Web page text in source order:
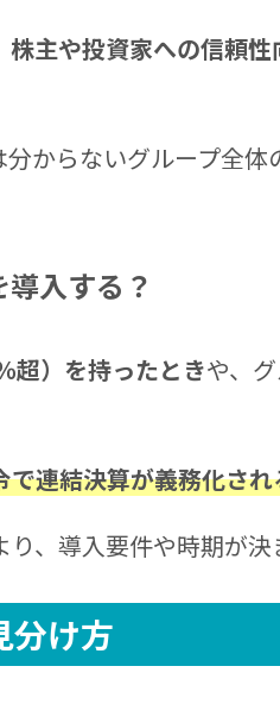
主や投資家への信頼性
からないグループ全体
入する？
超）を持ったときや、
で連結決算が義務化され
、導入要件や時期が決
分け方